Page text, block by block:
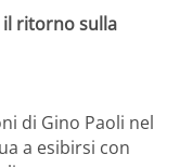
il ritorno sulla
di Gino Paoli nel
a esibirsi con